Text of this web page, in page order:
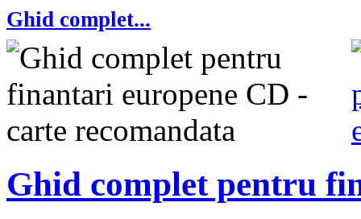
Ghid complet...
Ghid complet pentru